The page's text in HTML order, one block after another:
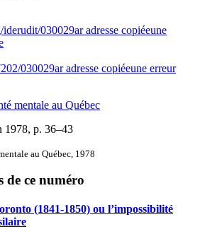
iderudit/030029aradresse copiéeune
030029aradresse copiéeune erreur
mentale au Québec
1978, p. 36–43
au Québec, 1978
de ce numéro
(1841-1850) ou l’impossibilité